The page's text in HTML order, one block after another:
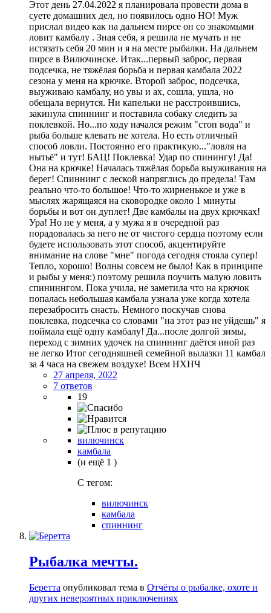
Этот день 27.04.2022 я планировала провести дома в
суете домашних дел, но появилось одно НО! Муж
прислал видео как на дальнем пирсе он со знакомыми
ловит камбалу . Зная себя, я решила не мучать и не
истязать себя 20 мин и я на месте рыбалки. На дальнем
пирсе в Вилючинске. Итак...первый заброс, первая
подсечка, не тяжёлая борьба и первая камбала 2022
сезона у меня на крючке. Второй заброс, подсечка,
выуживаю камбалу, но увы и ах, сошла, ушла, но
обещала вернутся. Ни капельки не расстроившись,
закинула спиннинг и поставила собаку следить за
поклевкой. Но...по ходу начался режим "стоп вода" и
рыба больше клевать не хотела. Но есть отличный
способ ловли. Постоянно его практикую..."ловля на
нытьё" и тут! БАЦ! Поклевка! Удар по спинингу! Да!
Она на крючке! Началась тяжёлая борьба выуживания на
берег! Спиннинг с леской напряглись до предела! Там
реально что-то большое! Что-то жирненькое и уже в
мыслях жарящаяся на сковородке около 1 минуты
борьбы и вот он дуплет! Две камбалы на двух крючках!
Ура! Но не у меня, а у мужа я в очередной раз
порадовалась за него не от чистого сердца поэтому если
будете использовать этот способ, акцентируйте
внимание на слове "мне" погода сегодня стояла супер!
Тепло, хорошо! Волны совсем не было! Как в принципе
и рыбы у меня:) поэтому решила поучить малую ловить
спининнгом. Пока учила, не заметила что на крючок
попалась небольшая камбала узнала уже когда хотела
перезабросить снасть. Немного поскучав снова
поклевка, подсечка со словами "на этот раз не уйдешь" я
поймала ещё одну камбалу! Да...после долгой зимы,
переход с зимних удочек на спиннинг даётся иной раз
не легко Итог сегодняшней семейной вылазки 11 камбал
за 4 часа на свежем воздухе! Всем НХНЧ
27 апреля, 2022
7 ответов
19
вилючинск
камбала
(и ещё 1 )
C тегом:
вилючинск
камбала
спиннинг
Рыбалка мечты.
Беретта опубликовал тема в Отчёты о рыбалке, охоте и
других невероятных приключениях